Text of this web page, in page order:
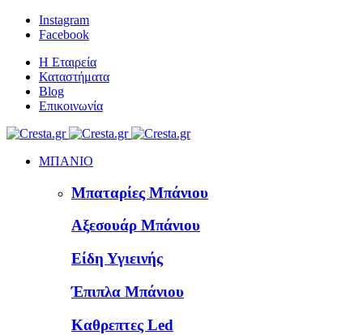
Instagram
Facebook
Η Εταιρεία
Καταστήματα
Blog
Επικοινωνία
ΜΠΑΝΙΟ
Μπαταρίες Μπάνιου
Αξεσουάρ Μπάνιου
Είδη Υγιεινής
Έπιπλα Μπάνιου
Καθρεπτες Led